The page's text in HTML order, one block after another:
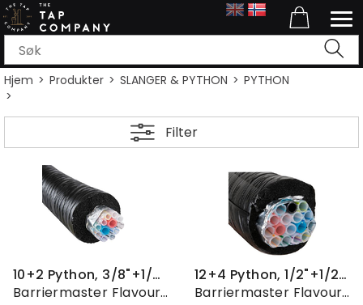
Hjem>Produkter>SLANGER & PYTHON>PYTHON
>
Filter
10+2 Python, 3/8"+1/2", pris pr. meter
Barriermaster Flavourlock
12+4 Python, 1/2"+1/2", pris pr. meter
Barriermaster Flavourlock